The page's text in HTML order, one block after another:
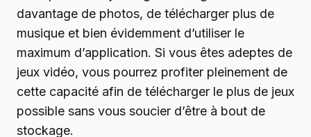
davantage de photos, de télécharger plus de
musique et bien évidemment d’utiliser le
maximum d’application. Si vous êtes adeptes de
jeux vidéo, vous pourrez profiter pleinement de
cette capacité afin de télécharger le plus de jeux
possible sans vous soucier d’être à bout de
stockage.